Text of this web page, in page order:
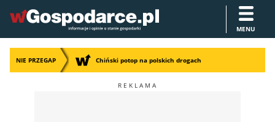
MENU
NIE PRZEGAP Chiński potop na polskich drogach